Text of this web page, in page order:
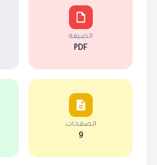
الصيغة
PDF
الصفحات
9